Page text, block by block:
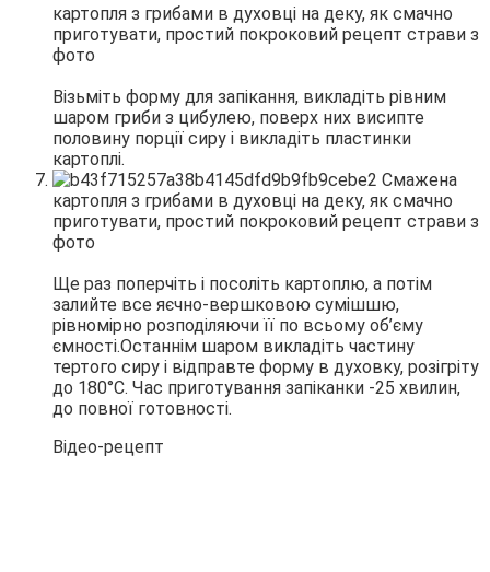
Візьміть форму для запікання, викладіть рівним
шаром гриби з цибулею, поверх них висипте
половину порції сиру і викладіть пластинки
картоплі.
Ще раз поперчіть і посоліть картоплю, а потім
залийте все яєчно-вершковою сумішшю,
рівномірно розподіляючи її по всьому об’єму
ємності.Останнім шаром викладіть частину
тертого сиру і відправте форму в духовку, розігріту
до 180°С. Час приготування запіканки -25 хвилин,
до повної готовності.
Відео-рецепт